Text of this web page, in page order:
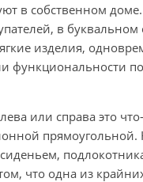
в собственном
в
изделия,
функциональности
или справа это
что одна из